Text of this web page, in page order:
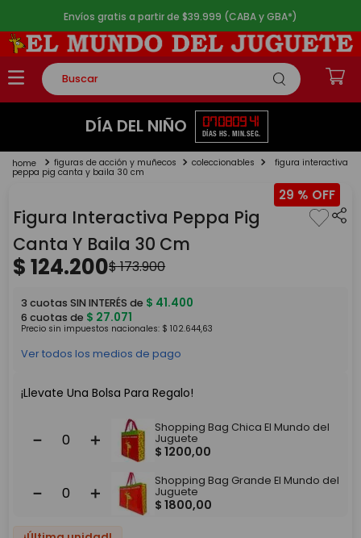
Envíos gratis a partir de $39.999 (CABA y GBA*)
Buscar
TÉRMINOS MÁS BUSCADOS
2.
lego
4 .
monopatin
5. toy story
DÍA DEL NIÑO 07
DÍAS
08
HS.
09
MIN.
41
SEG.
figuras de acción y muñecos coleccionables figura interactiva
peppa pig canta y baila 30 cm
29 %
Figura Interactiva Peppa Pig
Canta Y Baila 30 Cm
$124.200$173.900
3 cuotas SIN INTERÉS de $ 41.400
6 cuotas de $ 27.071
Precio sin impuestos nacionales: $ 102.644,63
Ver todos los medios de pago
¡Llevate Una Bolsa Para Regalo!
＋
－
Shopping Bag Chica El Mundo del
Juguete
$ 1200,00
＋
－
Shopping Bag Grande El Mundo del
Juguete
$ 1800,00